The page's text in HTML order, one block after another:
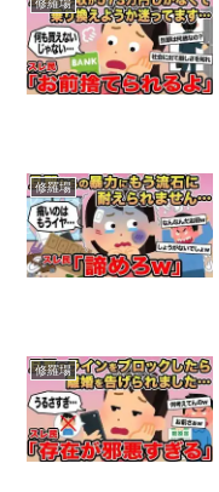
修羅場
修羅場
修羅場